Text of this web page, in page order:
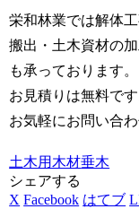
栄和林業では解体
搬出・土木資材の
も承っております。
お見積りは無料です
お気軽にお問い合わ
土木用木材垂木
シェアする
X Facebook はてブ